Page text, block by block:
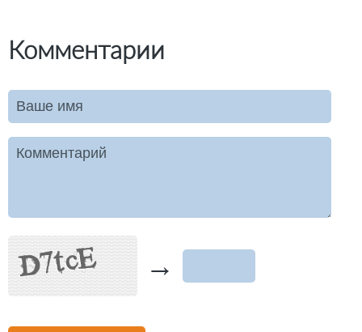
Комментарии
Ваше имя
Комментарий
→